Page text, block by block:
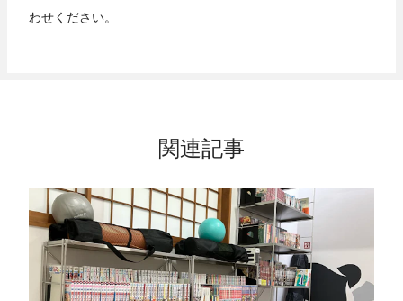
わせください。
関連記事